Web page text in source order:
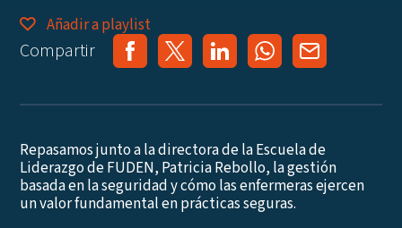
Añadir a playlist
Compartir
Repasamos junto a la directora de la Escuela de
Liderazgo de FUDEN, Patricia Rebollo, la gestión
basada en la seguridad y cómo las enfermeras ejercen
un valor fundamental en prácticas seguras.